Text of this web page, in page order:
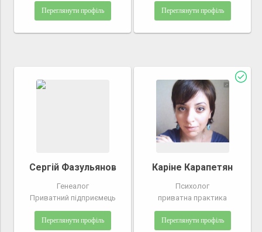
Переглянути профіль Переглянути профіль
Сергій Фазульянов
Генеалог
Приватний підприємець
Переглянути профіль
Каріне Карапетян
Психолог
приватна практика
Переглянути профіль